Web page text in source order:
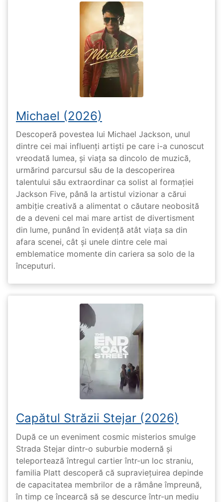
Michael (2026)
Descoperă povestea lui Michael Jackson, unul
dintre cei mai influenți artiști pe care i-a cunoscut
vreodată lumea, și viața sa dincolo de muzică,
urmărind parcursul său de la descoperirea
talentului său extraordinar ca solist al formației
Jackson Five, până la artistul vizionar a cărui
ambiție creativă a alimentat o căutare neobosită
de a deveni cel mai mare artist de divertisment
din lume, punând în evidență atât viața sa din
afara scenei, cât și unele dintre cele mai
emblematice momente din cariera sa solo de la
începuturi.
Capătul Străzii Stejar (2026)
După ce un eveniment cosmic misterios smulge
Strada Stejar dintr-o suburbie modernă și
teleportează întregul cartier într-un loc straniu,
familia Platt descoperă că supraviețuirea depinde
de capacitatea membrilor de a rămâne împreună,
în timp ce încearcă să se descurce într-un mediu